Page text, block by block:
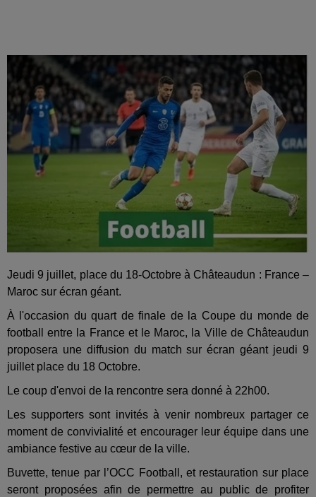
Jeudi 9 juillet, place du 18-Octobre à Châteaudun : France –
Maroc sur écran géant.
À l'occasion du quart de finale de la Coupe du monde de
football entre la France et le Maroc, la Ville de Châteaudun
proposera une diffusion du match sur écran géant jeudi 9
juillet place du 18 Octobre.
Le coup d'envoi de la rencontre sera donné à 22h00.
Les supporters sont invités à venir nombreux partager ce
moment de convivialité et encourager leur équipe dans une
ambiance festive au cœur de la ville.
Buvette, tenue par l’OCC Football, et restauration sur place
seront proposées afin de permettre au public de profiter